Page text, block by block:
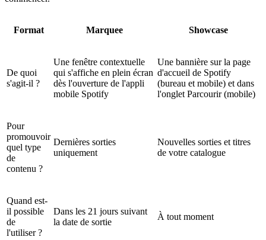
Format Marquee Showcase
De quoi
s'agit-il ?
Une fenêtre contextuelle
qui s'affiche en plein écran
dès l'ouverture de l'appli
mobile Spotify
Une bannière sur la page
d'accueil de Spotify
(bureau et mobile) et dans
l'onglet Parcourir (mobile)
Pour
promouvoir
quel type
de
contenu ?
Dernières sorties
uniquement
Nouvelles sorties et titres
de votre catalogue
Quand est-
il possible
de
l'utiliser ?
Dans les 21 jours suivant
la date de sortie
À tout moment